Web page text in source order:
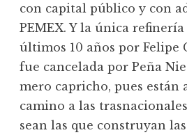
con capital público y con
PEMEX. Y la única
últimos 10 años por Felipe
fue cancelada por Peña
mero capricho, pues están
camino a las
sean las que construyan